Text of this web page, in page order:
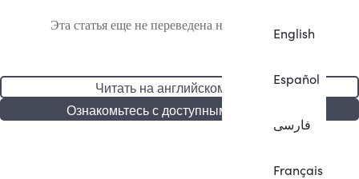
English
Español
فارسی
Français
Эта статья еще не переведена на русский язык.
Читать на английском языке
Ознакомьтесь с доступными статьями